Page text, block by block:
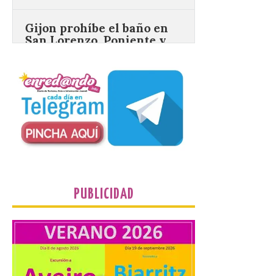
Arbeyal el día del eclipse a
partir de las 19.00 horas.
Incide en que el eclipse se
verá desde múltiples
puntos de la ciudad, por lo
que no será necesario
desplazarse y se
recomienda no acudir a Gijón/Xixón en
La decimonovena
fotografía de León de…
viaje nos llega desde la
plaza de Oriente en
Madrid
PUBLICIDAD